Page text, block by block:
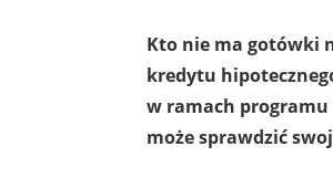
Kto nie ma gotówki
kredytu
w ramach programu
może sprawdzić